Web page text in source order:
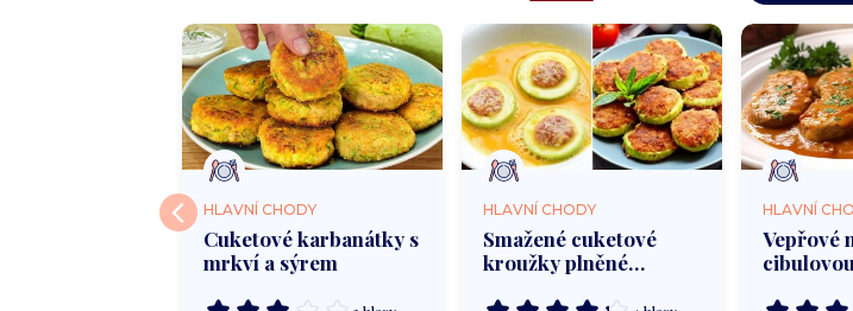
HLAVNÍ CHODY
Cuketové karbanátky s
mrkví a sýrem
HLAVNÍ CHODY
Smažené cuketové
kroužky plněné
HLAVNÍ
Vepřové